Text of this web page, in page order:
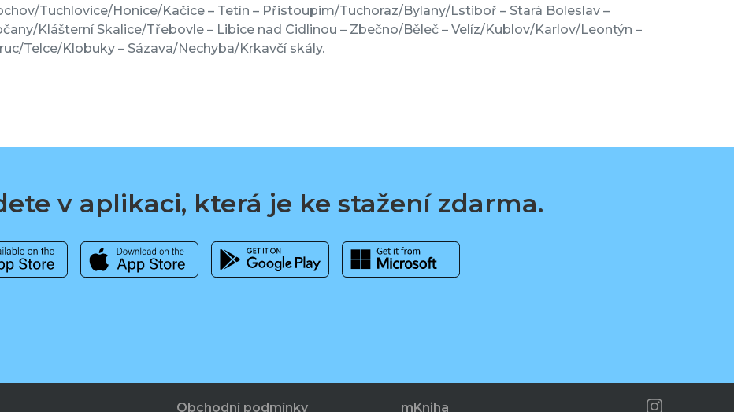
Tuchlovice/Honice/Kačice – Tetín – Přistoupim/Tuchoraz/Bylany/Lstiboř – Stará Boleslav –
Klášterní Skalice/Třebovle – Libice nad Cidlinou – Zbečno/Běleč – Velíz/Kublov/Karlov/Leontýn –
Telce/Klobuky – Sázava/Nechyba/Krkavčí skály.
v aplikaci, která je ke stažení zdarma.
Obchodní podmínky mKniha